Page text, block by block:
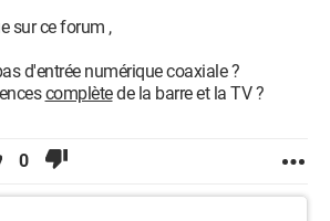
sur ce forum ,
d'entrée numérique coaxiale ?
complètede la barre et la TV ?
0